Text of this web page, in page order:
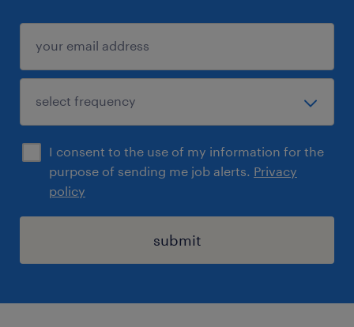
I consent to the use of my information for the
purpose of sending me job alerts. Privacy
policy
submit